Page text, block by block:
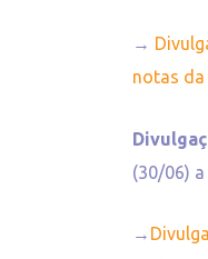
→
notas da
(30/06)
→